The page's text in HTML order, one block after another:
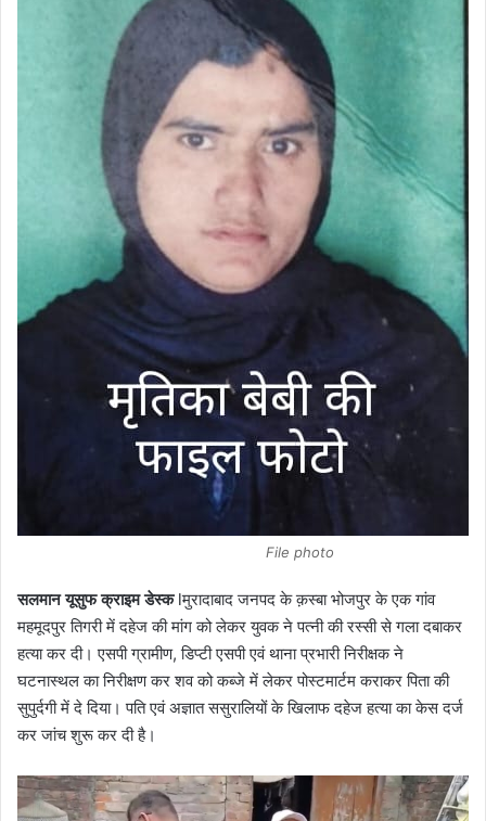
File photo
सलमान यूसुफ क्राइम डेस्कlमुरादाबाद जनपद के क़स्बा भोजपुर के एक गांव
महमूदपुर तिगरी में दहेज की मांग को लेकर युवक ने पत्नी की रस्सी से गला दबाकर
हत्या कर दी। एसपी ग्रामीण, डिप्टी एसपी एवं थाना प्रभारी निरीक्षक ने
घटनास्थल का निरीक्षण कर शव को कब्जे में लेकर पोस्टमार्टम कराकर पिता की
सुपुर्दगी में दे दिया। पति एवं अज्ञात ससुरालियों के खिलाफ दहेज हत्या का केस दर्ज
कर जांच शुरू कर दी है।